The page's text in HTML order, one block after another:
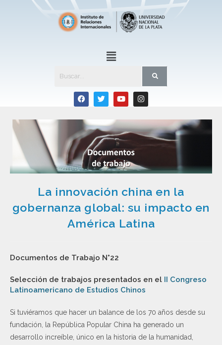
La innovación china en la
gobernanza global: su impacto en
América Latina
Documentos de Trabajo N°22
Selección de trabajos presentados en el II Congreso
Latinoamericano de Estudios Chinos
Si tuviéramos que hacer un balance de los 70 años desde su
fundación, la República Popular China ha generado un
desarrollo increíble, único en la historia de la humanidad,